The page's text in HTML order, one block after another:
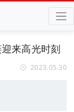
来高光时刻
2023.05.30